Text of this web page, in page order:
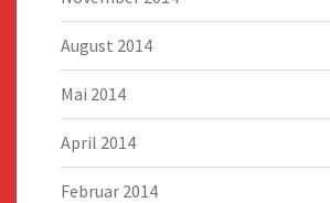
August 2014
Mai 2014
April 2014
Februar 2014